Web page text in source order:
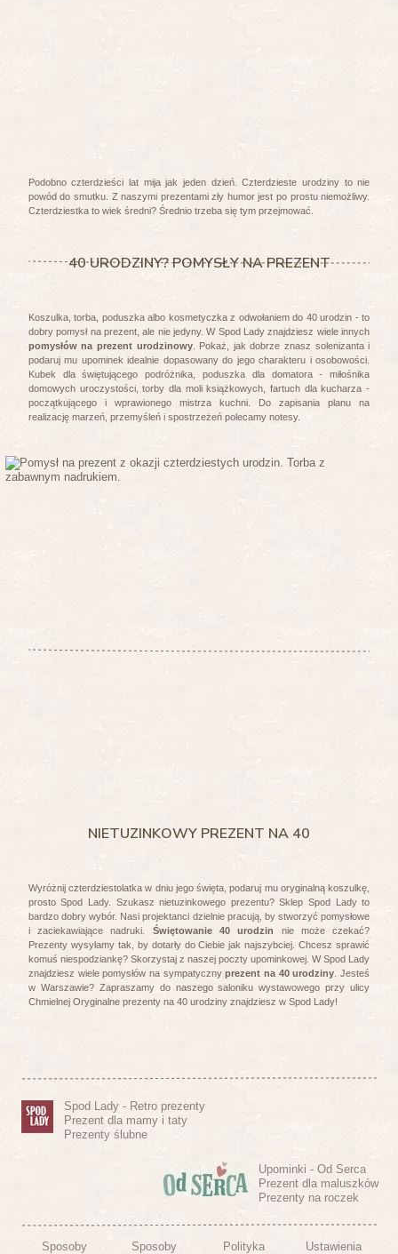
Podobno czterdzieści lat mija jak jeden dzień. Czterdzieste urodziny to nie
powód do smutku. Z naszymi prezentami zły humor jest po prostu niemożliwy.
Czterdziestka to wiek średni? Średnio trzeba się tym przejmować.
40 URODZINY? POMYSŁY NA PREZENT
Koszulka, torba, poduszka albo kosmetyczka z odwołaniem do 40 urodzin - to
dobry pomysł na prezent, ale nie jedyny. W Spod Lady znajdziesz wiele innych
pomysłów na prezent urodzinowy. Pokaż, jak dobrze znasz solenizanta i
podaruj mu upominek idealnie dopasowany do jego charakteru i osobowości.
Kubek dla świętującego podróżnika, poduszka dla domatora - miłośnika
domowych uroczystości, torby dla moli książkowych, fartuch dla kucharza -
początkującego i wprawionego mistrza kuchni. Do zapisania planu na
realizację marzeń, przemyśleń i spostrzeżeń polecamy notesy.
NIETUZINKOWY PREZENT NA 40
Wyróżnij czterdziestolatka w dniu jego święta, podaruj mu oryginalną koszulkę,
prosto Spod Lady. Szukasz nietuzinkowego prezentu? Sklep Spod Lady to
bardzo dobry wybór. Nasi projektanci dzielnie pracują, by stworzyć pomysłowe
i zaciekawiające nadruki. Świętowanie 40 urodzin
nie może czekać?
Prezenty wysyłamy tak, by dotarły do Ciebie jak najszybciej. Chcesz sprawić
komuś niespodziankę? Skorzystaj z naszej poczty upominkowej. W Spod Lady
znajdziesz wiele pomysłów na sympatycznyprezent na 40 urodziny . Jesteś
w Warszawie? Zapraszamy do naszego saloniku wystawowego przy ulicy
Chmielnej Oryginalne prezenty na 40 urodziny znajdziesz w Spod Lady!
Spod Lady - Retro prezenty
Prezent dla mamy i taty
Prezenty ślubne
Upominki - Od Serca
Prezent dla maluszków
Prezenty na roczek
Sposoby
Sposoby
Polityka
Ustawienia